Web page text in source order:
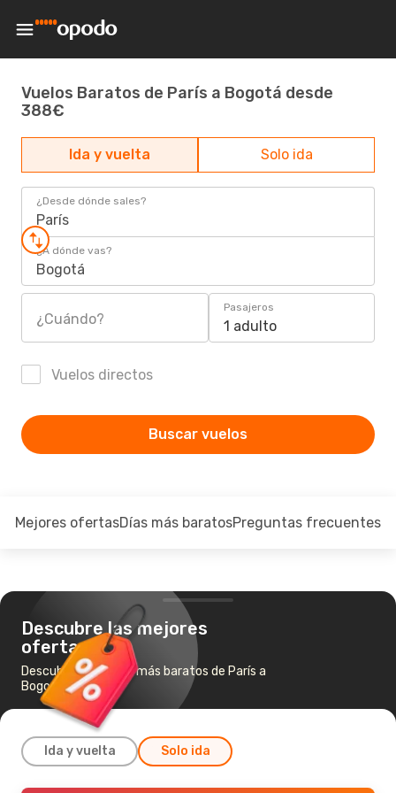
Vuelos Baratos de París a Bogotá desde
388€
Ida y vuelta Solo ida
¿Desde dónde sales?
París
¿A dónde vas?
Bogotá
¿Cuándo?
Pasajeros
1 adulto
Vuelos directos
Buscar vuelos
Mejores ofertasDías más baratosPreguntas frecuentes
Descubre las mejores
ofertas
Descubre los vuelos más baratos de París a
Bogotá
Ida y vuelta Solo ida